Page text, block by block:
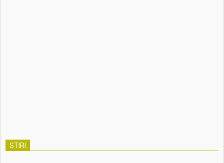
STIRI